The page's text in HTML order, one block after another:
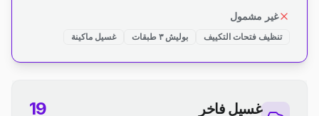
غير مشمول
تنظيف فتحات التكييف بوليش ٣ طبقات غسيل ماكينة
غسيل فاخر 19